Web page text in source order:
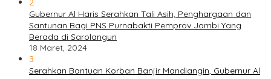
Gubernur Al Haris Serahkan Tali Asih, Penghargaan dan
Santunan Bagi PNS Purnabakti Pemprov Jambi Yang
Berada di Sarolangun
18 Maret, 2024
3
Serahkan Bantuan Korban Banjir Mandiangin, Gubernur Al